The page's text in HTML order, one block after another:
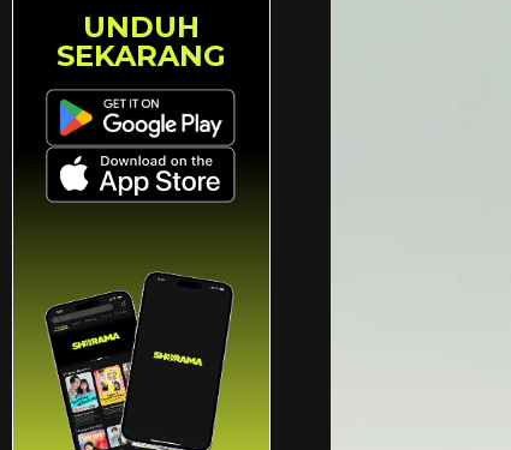
UNDUH
SEKARANG